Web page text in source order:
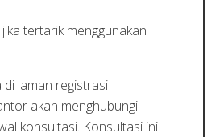
tertarik menggunakan
di laman registrasi
akan menghubungi
konsultasi. Konsultasi ini